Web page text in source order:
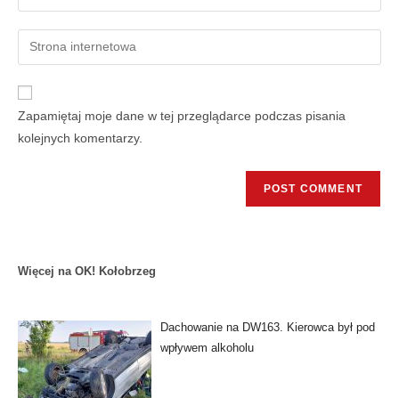
Zapamiętaj moje dane w tej przeglądarce podczas pisania
kolejnych komentarzy.
Więcej na OK! Kołobrzeg
Dachowanie na DW163. Kierowca był pod
wpływem alkoholu